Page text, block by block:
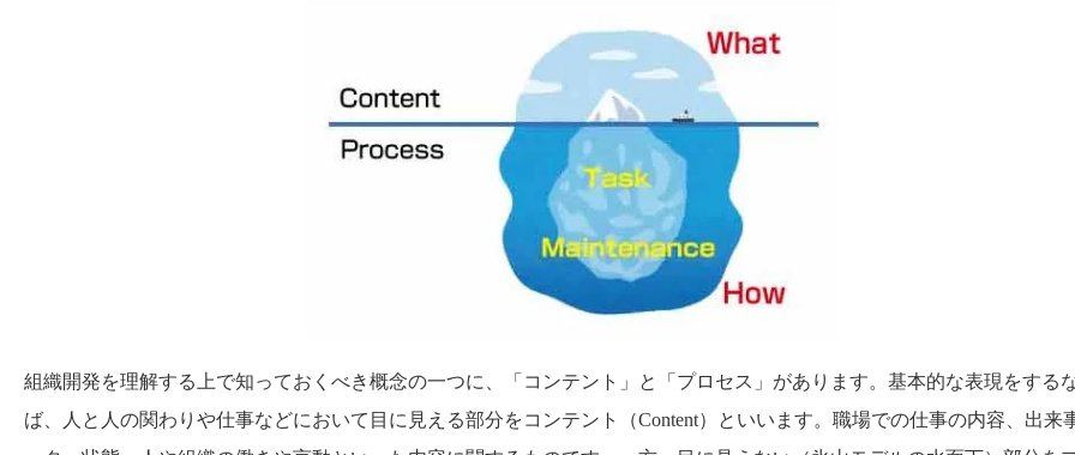
組織開発を理解する上で知っておくべき概念の一つに、「コンテント」と「プロセス」があります。基本的な表現をする
ば、人と人の関わりや仕事などにおいて目に見える部分をコンテント（Content）といいます。職場での仕事の内容、出来